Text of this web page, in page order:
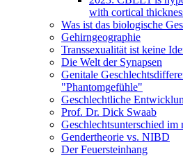
with cortical
Was ist das biologische
Gehirngeographie
Transsexualität ist keine
Die Welt der Synapsen
Genitale
"Phantomgefühle"
Geschlechtliche
Prof. Dr. Dick Swaab
Geschlechtsunterschied im
Gendertheorie vs. NIBD
Der Feuersteinhang